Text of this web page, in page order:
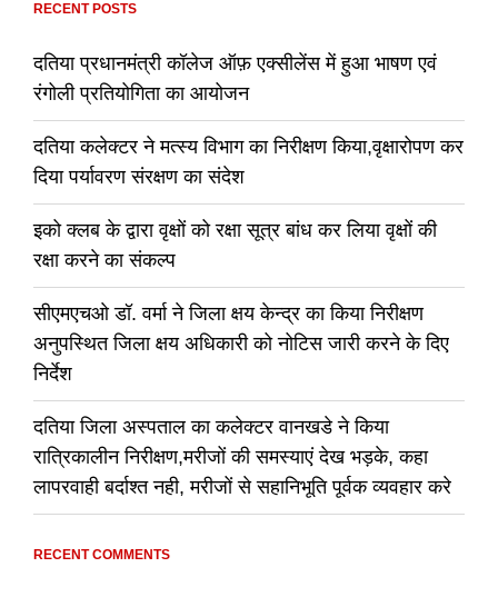
RECENT POSTS
दतिया प्रधानमंत्री कॉलेज ऑफ़ एक्सीलेंस में हुआ भाषण एवं
रंगोली प्रतियोगिता का आयोजन
दतिया कलेक्टर ने मत्स्य विभाग का निरीक्षण किया,वृक्षारोपण कर
दिया पर्यावरण संरक्षण का संदेश
इको क्लब के द्वारा वृक्षों को रक्षा सूत्र बांध कर लिया वृक्षों की
रक्षा करने का संकल्प
सीएमएचओ डॉ. वर्मा ने जिला क्षय केन्द्र का किया निरीक्षण
अनुपस्थित जिला क्षय अधिकारी को नोटिस जारी करने के दिए
निर्देश
दतिया जिला अस्पताल का कलेक्टर वानखडे ने किया
रात्रिकालीन निरीक्षण,मरीजों की समस्याएं देख भड़के, कहा
लापरवाही बर्दाश्त नही, मरीजों से सहानिभूति पूर्वक व्यवहार करे
RECENT COMMENTS